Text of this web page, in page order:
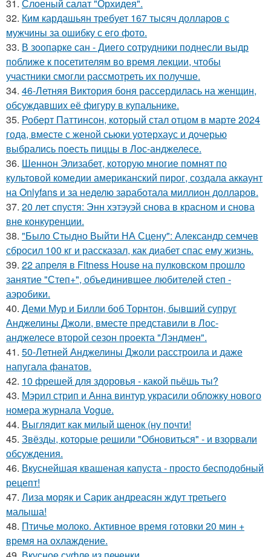
31. Слоеный салат "Орхидея".
32. Ким кардашьян требует 167 тысяч долларов с
мужчины за ошибку с его фото.
33. В зоопарке сан - Диего сотрудники поднесли выдр
поближе к посетителям во время лекции, чтобы
участники смогли рассмотреть их получше.
34. 46-Летняя Виктория боня рассердилась на женщин,
обсуждавших её фигуру в купальнике.
35. Роберт Паттинсон, который стал отцом в марте 2024
года, вместе с женой сьюки уотерхаус и дочерью
выбрались поесть пиццы в Лос-анджелесе.
36. Шеннон Элизабет, которую многие помнят по
культовой комедии американский пирог, создала аккаунт
на Onlyfans и за неделю заработала миллион долларов.
37. 20 лет спустя: Энн хэтэуэй снова в красном и снова
вне конкуренции.
38. "Было Стыдно Выйти НА Сцену": Александр семчев
сбросил 100 кг и рассказал, как диабет спас ему жизнь.
39. 22 апреля в Fitness House на пулковском прошло
занятие "Степ+", объединившее любителей степ -
аэробики.
40. Деми Мур и Билли боб Торнтон, бывший супруг
Анджелины Джоли, вместе представили в Лос-
анджелесе второй сезон проекта "Лэндмен".
41. 50-Летней Анджелины Джоли расстроила и даже
напугала фанатов.
42. 10 фрешей для здоровья - какой пьёшь ты?
43. Мэрил стрип и Анна винтур украсили обложку нового
номера журнала Vogue.
44. Выглядит как милый щенок (ну почти!
45. Звёзды, которые решили "Обновиться" - и взорвали
обсуждения.
46. Вкуснейшая квашеная капуста - просто бесподобный
рецепт!
47. Лиза моряк и Сарик андреасян ждут третьего
малыша!
48. Птичье молоко. Активное время готовки 20 мин +
время на охлаждение.